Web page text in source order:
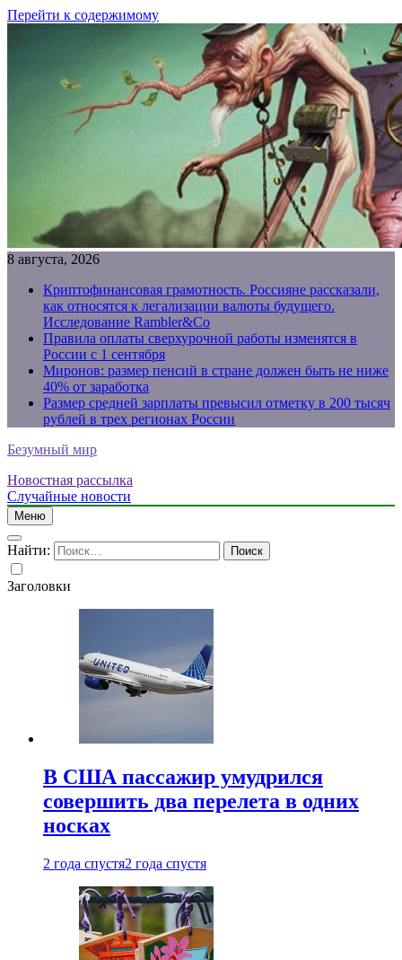
Перейти к содержимому
8 августа, 2026
Криптофинансовая грамотность. Россияне рассказали,
как относятся к легализации валюты будущего.
Исследование Rambler&Co
Правила оплаты сверхурочной работы изменятся в
России с 1 сентября
Миронов: размер пенсий в стране должен быть не ниже
40% от заработка
Размер средней зарплаты превысил отметку в 200 тысяч
рублей в трех регионах России
Безумный мир
Новостная рассылка
Случайные новости
Меню
Найти:
Заголовки
В США пассажир умудрился
совершить два перелета в одних
носках
2 года спустя2 года спустя